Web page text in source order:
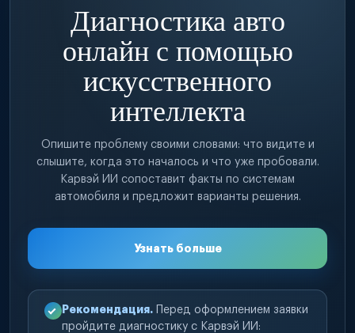
Диагностика авто
онлайн с помощью
искусственного
интеллекта
Опишите проблему своими словами: что видите и
слышите, когда это началось и что уже пробовали.
Карвэй ИИ сопоставит факты по системам
автомобиля и предложит варианты решения.
Узнать больше
Рекомендация. Перед оформлением заявки
пройдите диагностику с Карвэй ИИ: